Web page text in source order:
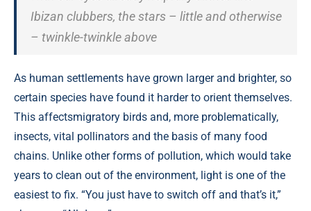
Ibizan clubbers, the stars – little and otherwise
– twinkle-twinkle above
As human settlements have grown larger and brighter, so
certain species have found it harder to orient themselves.
This affectsmigratory birds and, more problematically,
insects, vital pollinators and the basis of many food
chains. Unlike other forms of pollution, which would take
years to clean out of the environment, light is one of the
easiest to fix. “You just have to switch off and that’s it,”